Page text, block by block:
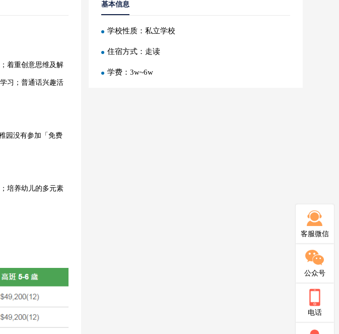
着重创意思维及解
习；普通话兴趣活
园没有参加「免费
培养幼儿的多元素
基本信息
学校性质：私立学校
住宿方式：走读
学费：3w~6w
客服微信
公众号
电话